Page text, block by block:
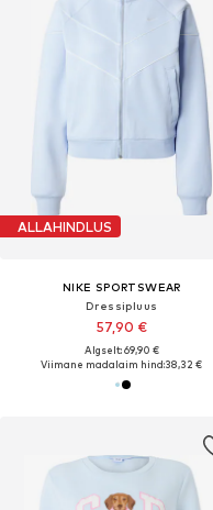
ALLAHINDLUS
NIKE SPORTSWEAR
Dressipluus
57,90 €
Algselt: 69,90 €
Viimane madalaim hind:38,32 €